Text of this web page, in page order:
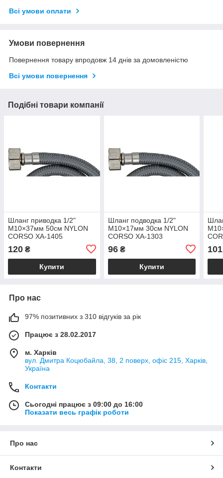
Всі умови оплати
Умови повернення
Повернення товару впродовж 14 днів за домовленістю
Всі умови повернення
Подібні товари компанії
Шланг приводка 1/2"
М10×37мм 50см NYLON
CORSO XA-1405
120 ₴
Купити
Шланг подводка 1/2"
М10×17мм 30см NYLON
CORSO XA-1303
96₴
Купити
101
Про нас
97% позитивних з 310 відгуків за рік
Працює з 28.02.2017
м. Харків
вул. Дмитра Коцюбайла, 38, 2 поверх, офіс 215, Харків,
Україна
Контакти
Сьогодні працює з 09:00 до 16:00
Показати весь графік роботи
Про нас
Контакти